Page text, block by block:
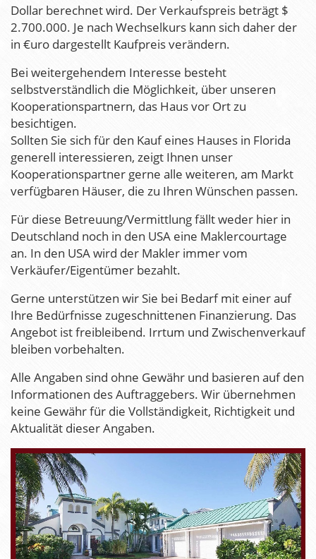
Dollar berechnet wird. Der Verkaufspreis beträgt $
2.700.000. Je nach Wechselkurs kann sich daher der
in €uro dargestellt Kaufpreis verändern.
Bei weitergehendem Interesse besteht
selbstverständlich die Möglichkeit, über unseren
Kooperationspartnern, das Haus vor Ort zu
besichtigen.
Sollten Sie sich für den Kauf eines Hauses in Florida
generell interessieren, zeigt Ihnen unser
Kooperationspartner gerne alle weiteren, am Markt
verfügbaren Häuser, die zu Ihren Wünschen passen.
Für diese Betreuung/Vermittlung fällt weder hier in
Deutschland noch in den USA eine Maklercourtage
an. In den USA wird der Makler immer vom
Verkäufer/Eigentümer bezahlt.
Gerne unterstützen wir Sie bei Bedarf mit einer auf
Ihre Bedürfnisse zugeschnittenen Finanzierung. Das
Angebot ist freibleibend. Irrtum und Zwischenverkauf
bleiben vorbehalten.
Alle Angaben sind ohne Gewähr und basieren auf den
Informationen des Auftraggebers. Wir übernehmen
keine Gewähr für die Vollständigkeit, Richtigkeit und
Aktualität dieser Angaben.